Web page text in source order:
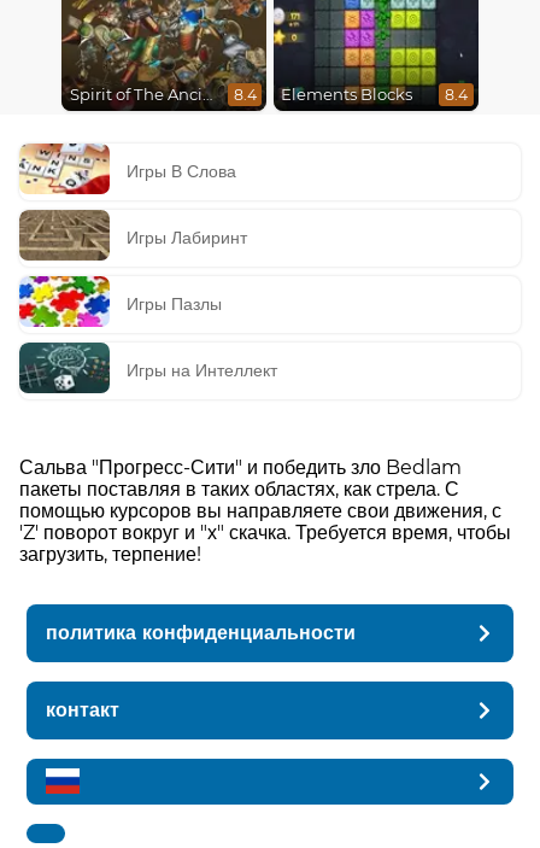
Spirit of The Ancient Forest 8.4 Elements Blocks 8.4
Игры В Слова
Игры Лабиринт
Игры Пазлы
Игры на Интеллект
Сальва "Прогресс-Сити" и победить зло Bedlam
пакеты поставляя в таких областях, как стрела. С
помощью курсоров вы направляете свои движения, с
'Z' поворот вокруг и "х" скачка. Требуется время, чтобы
загрузить, терпение!
политика конфиденциальности
контакт